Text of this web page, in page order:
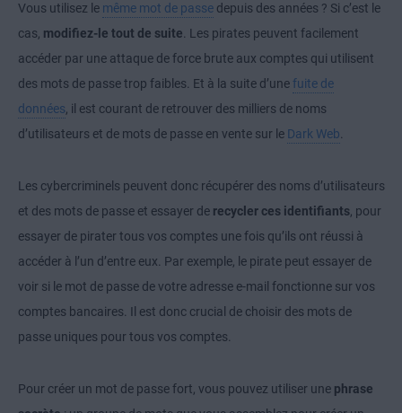
Vous utilisez le même mot de passe depuis des années ? Si c’est le
cas, modifiez-le tout de suite. Les pirates peuvent facilement
accéder par une attaque de force brute aux comptes qui utilisent
des mots de passe trop faibles. Et à la suite d’unefuite de
données, il est courant de retrouver des milliers de noms
d’utilisateurs et de mots de passe en vente sur le Dark Web.
Les cybercriminels peuvent donc récupérer des noms d’utilisateurs
et des mots de passe et essayer de recycler ces identifiants, pour
essayer de pirater tous vos comptes une fois qu’ils ont réussi à
accéder à l’un d’entre eux. Par exemple, le pirate peut essayer de
voir si le mot de passe de votre adresse e-mail fonctionne sur vos
comptes bancaires. Il est donc crucial de choisir des mots de
passe uniques pour tous vos comptes.
Pour créer un mot de passe fort, vous pouvez utiliser une phrase